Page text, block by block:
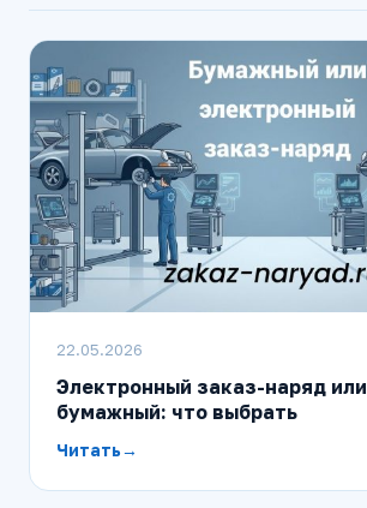
22.05.2026
Электронный заказ-наряд или
бумажный: что выбрать
Читать